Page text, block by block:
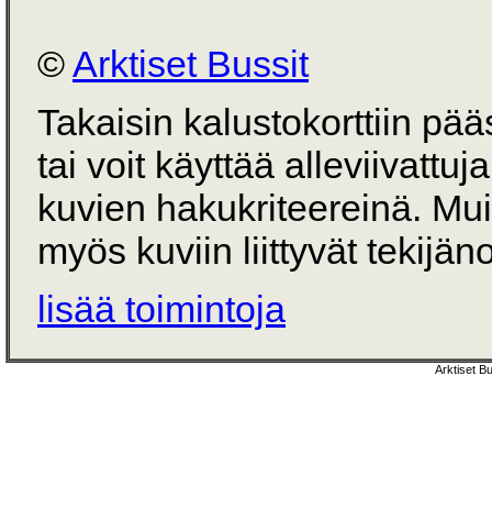
©Arktiset Bussit
Takaisin kalustokorttiin
tai voit käyttää
kuvien hakukriteereinä.
myös kuviin liittyvät
lisää toimintoja
Arktiset